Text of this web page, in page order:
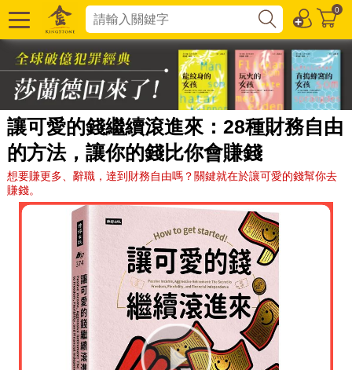
0
讓可愛的錢繼續滾進來：28種財務自由
的方法，讓你的錢比你會賺錢
想要賺更多、辭職，達到財務自由嗎？關鍵就在於讓可愛的錢幫你去
賺錢。